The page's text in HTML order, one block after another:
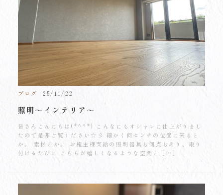
ブログ 25/11/22
照明～インテリア～
皆さんこんにちは(*^^*) こんなにもオシャレに仕上がりまし
たので是非ご覧ください☆彡 細かく何センチの位置に来ると
か。 素材とか。 お施主様支給の照明器具も何点もあり、取り
付けるたびに こちらが嬉しくなるような空間と […]